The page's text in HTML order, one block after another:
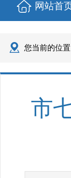
网站首
您当前的位置
市